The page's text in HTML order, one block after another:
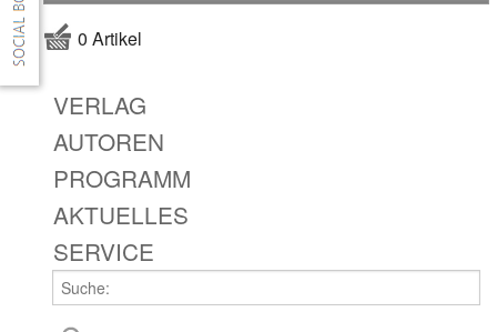
0 Artikel
VERLAG
AUTOREN
PROGRAMM
AKTUELLES
SERVICE